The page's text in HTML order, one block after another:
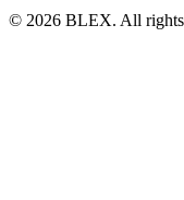
© 2026 BLEX. All rights